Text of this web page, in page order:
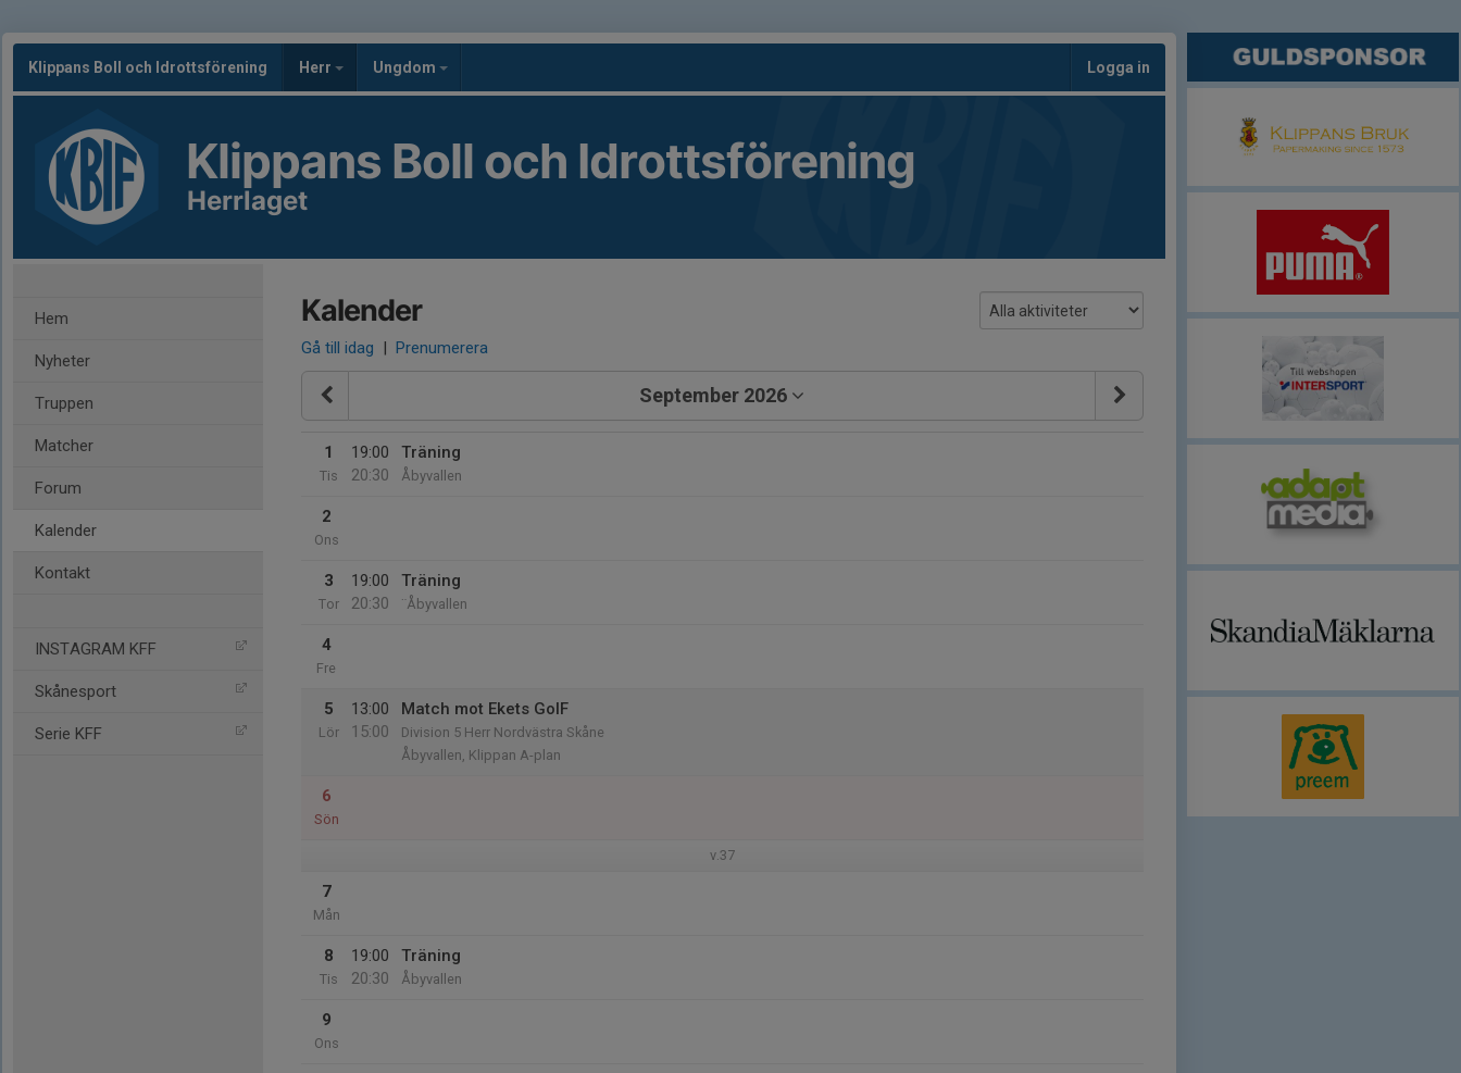
Klippans Boll och Idrottsförening Herr Ungdom Logga in
Klippans Boll och Idrottsförening
Herrlaget
Hem
Nyheter
Truppen
Matcher
Forum
Kalender
Kontakt
INSTAGRAM KFF
Skånesport
Serie KFF
Kalender
Gå till idag | Prenumerera
September 2026
1
Tis
19:00
20:30
Träning
Åbyvallen
2
Ons
3
Tor
19:00
20:30
Träning
¨Åbyvallen
4
Fre
5
Lör
13:00
15:00
Match mot Ekets GoIF
Division 5 Herr Nordvästra Skåne
Åbyvallen, Klippan A-plan
6
Sön
v.37
7
Mån
8
Tis
19:00
20:30
Träning
Åbyvallen
9
Ons